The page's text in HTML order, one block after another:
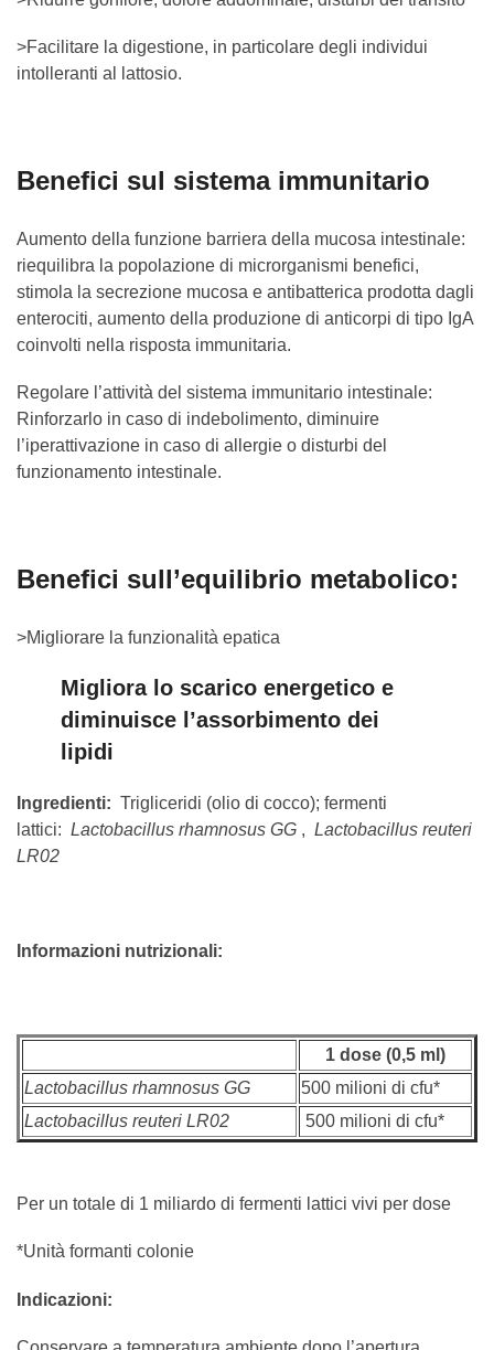
>Facilitare la digestione, in particolare degli individui
intolleranti al lattosio.
Benefici sul sistema immunitario
Aumento della funzione barriera della mucosa intestinale:
riequilibra la popolazione di microrganismi benefici,
stimola la secrezione mucosa e antibatterica prodotta dagli
enterociti, aumento della produzione di anticorpi di tipo IgA
coinvolti nella risposta immunitaria.
Regolare l’attività del sistema immunitario intestinale:
Rinforzarlo in caso di indebolimento, diminuire
l’iperattivazione in caso di allergie o disturbi del
funzionamento intestinale.
Benefici sull’equilibrio metabolico:
>Migliorare la funzionalità epatica
Migliora lo scarico energetico e
diminuisce l’assorbimento dei
lipidi
Ingredienti: Trigliceridi (olio di cocco); fermenti
lattici: Lactobacillus rhamnosus GG , Lactobacillus reuteri
LR02
Informazioni nutrizionali:
1 dose (0,5 ml)
Lactobacillus rhamnosus GG
500 milioni di cfu*
Lactobacillus reuteri LR02
500 milioni di cfu*
Per un totale di 1 miliardo di fermenti lattici vivi per dose
*Unità formanti colonie
Indicazioni: